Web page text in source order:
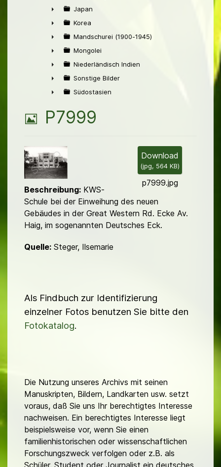
►
►
Japan
►
Korea
►
Mandschurei (1900-1945)
►
Mongolei
►
Niederländisch Indien
►
Sonstige Bilder
Südostasien
B
l
d
P7999
Download
(jpg, 564 KB)
p7999.jpg
Beschreibung: KWS-
Schule bei der Einweihung des neuen
Gebäudes in der Great Western Rd. Ecke Av.
Haig, im sogenannten Deutsches Eck.
Quelle: Steger, Ilsemarie
Als Findbuch zur Identifizierung
einzelner Fotos benutzen Sie bitte den
Fotokatalog.
Die Nutzung unseres Archivs mit seinen
Manuskripten, Bildern, Landkarten usw. setzt
voraus, daß Sie uns Ihr berechtigtes Interesse
nachweisen. Ein berechtigtes Interesse liegt
beispielsweise vor, wenn Sie einen
familienhistorischen oder wissenschaftlichen
Forschungszweck verfolgen oder z.B. als